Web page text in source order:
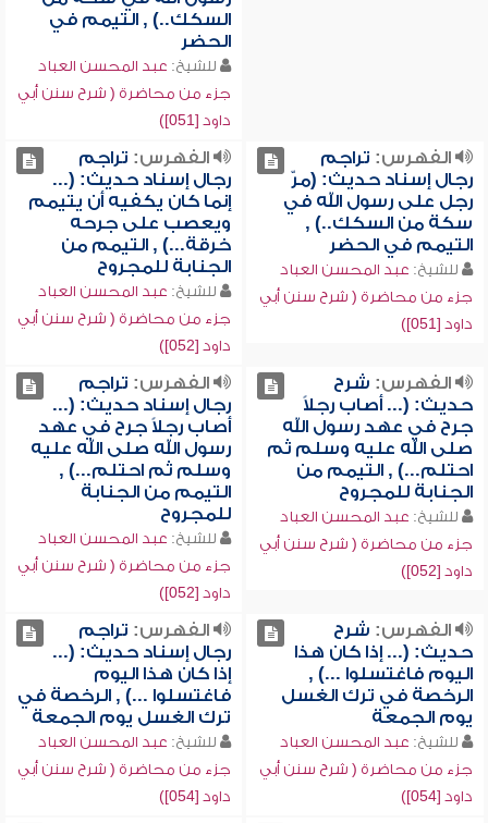
السكك..) , التيمم في
الحضر
للشيخ: عبد المحسن العباد
جزء من محاضرة ( شرح سنن أبي
داود [051])
الفهرس: تراجم
رجال إسناد حديث: (مرّ
رجل على رسول الله في
سكة من السكك..) ,
التيمم في الحضر
للشيخ: عبد المحسن العباد
جزء من محاضرة ( شرح سنن أبي
داود [051])
الفهرس: تراجم
رجال إسناد حديث: (...
إنما كان يكفيه أن يتيمم
ويعصب على جرحه
خرقة...) , التيمم من
الجنابة للمجروح
للشيخ: عبد المحسن العباد
جزء من محاضرة ( شرح سنن أبي
داود [052])
الفهرس: شرح
حديث: (... أصاب رجلاً
جرح في عهد رسول الله
صلى الله عليه وسلم ثم
احتلم...) , التيمم من
الجنابة للمجروح
للشيخ: عبد المحسن العباد
جزء من محاضرة ( شرح سنن أبي
داود [052])
الفهرس: تراجم
رجال إسناد حديث: (...
أصاب رجلاً جرح في عهد
رسول الله صلى الله عليه
وسلم ثم احتلم...) ,
التيمم من الجنابة
للمجروح
للشيخ: عبد المحسن العباد
جزء من محاضرة ( شرح سنن أبي
داود [052])
الفهرس: شرح
حديث: (... إذا كان هذا
اليوم فاغتسلوا ...) ,
الرخصة في ترك الغسل
يوم الجمعة
للشيخ: عبد المحسن العباد
جزء من محاضرة ( شرح سنن أبي
داود [054])
الفهرس: تراجم
رجال إسناد حديث: (...
إذا كان هذا اليوم
فاغتسلوا ...) , الرخصة في
ترك الغسل يوم الجمعة
للشيخ: عبد المحسن العباد
جزء من محاضرة ( شرح سنن أبي
داود [054])